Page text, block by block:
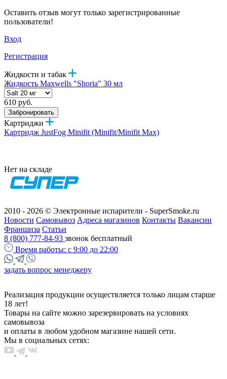
Оставить отзыв могут только зарегистрированные
пользователи!
Вход
Регистрация
Жидкости и табак
Жидкость Maxwells "Shoria" 30 мл
610 руб.
Забронировать
Картриджи
Картридж JustFog Minifit (Minifit/Minifit Max)
Нет на складе
2010 - 2026 © Электронные испарители - SuperSmoke.ru
Новости Самовывоз Адреса магазинов Контакты Вакансии
Франшиза Статьи
8 (800) 777-84-93 звонок бесплатный
Время работы: с 9:00 до 22:00
задать вопрос менеджеру
Реализация продукции осуществляется только лицам старше
18 лет!
Товары на сайте можно зарезервировать на условиях
самовывоза
и оплаты в любом удобном магазине нашей сети.
Мы в социальных сетях: